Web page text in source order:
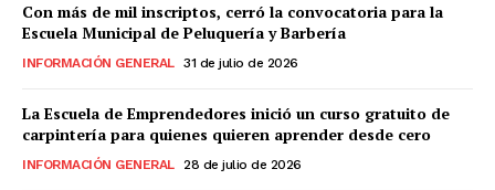
Con más de mil inscriptos, cerró la convocatoria para la
Escuela Municipal de Peluquería y Barbería
INFORMACIÓN GENERAL 31 de julio de 2026
La Escuela de Emprendedores inició un curso gratuito de
carpintería para quienes quieren aprender desde cero
INFORMACIÓN GENERAL 28 de julio de 2026